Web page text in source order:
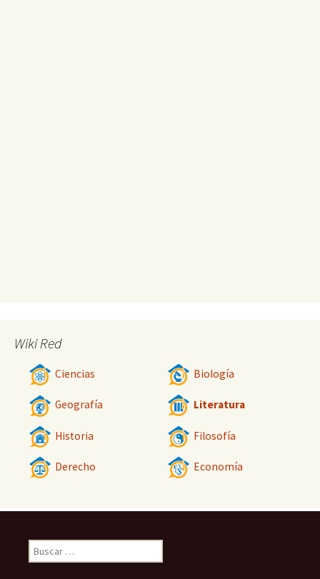
Wiki Red
Ciencias Biología
Geografía Literatura
Historia Filosofía
Derecho Economía
Buscar: